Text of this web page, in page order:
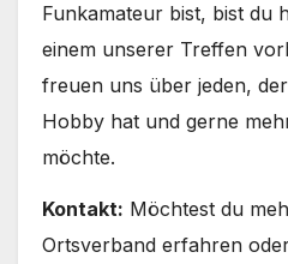
Funkamateur bist, bist du
einem unserer Treffen
freuen uns über jeden,
Hobby hat und gerne
möchte.
Kontakt: Möchtest du
Ortsverband erfahren